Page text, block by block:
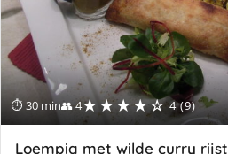
⏱ 30 min👥 4★★★★☆ 4 (9)
Loempia met wilde curry rijst